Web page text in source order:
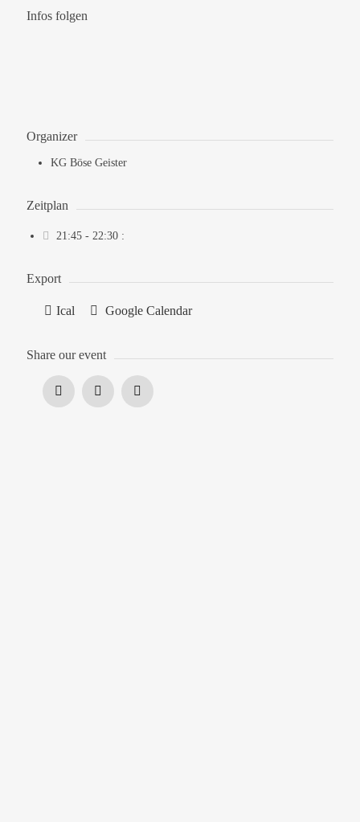
Infos folgen
Organizer
KG Böse Geister
Zeitplan
21:45 - 22:30:
Export
Ical Google Calendar
Share our event